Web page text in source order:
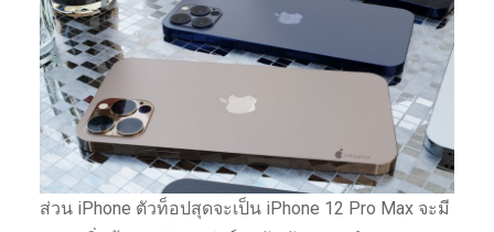
ส่วน iPhone ตัวท็อปสุดจะเป็น iPhone 12 Pro Max จะมี